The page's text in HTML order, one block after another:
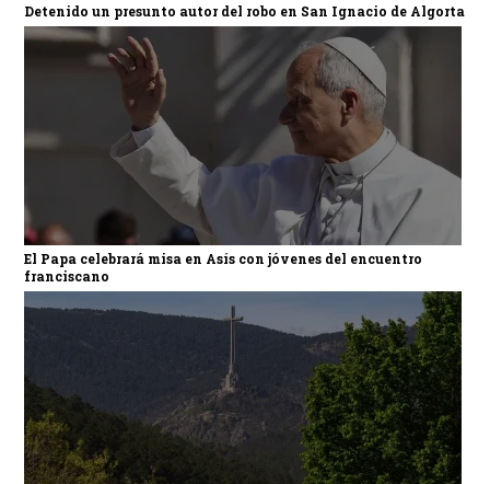
Detenido un presunto autor del robo en San Ignacio de Algorta
El Papa celebrará misa en Asís con jóvenes del encuentro
franciscano